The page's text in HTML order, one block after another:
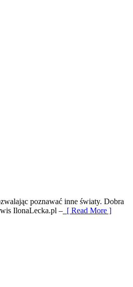
poznawać inne światy. Dobra
IlonaLecka.pl – [ Read More ]